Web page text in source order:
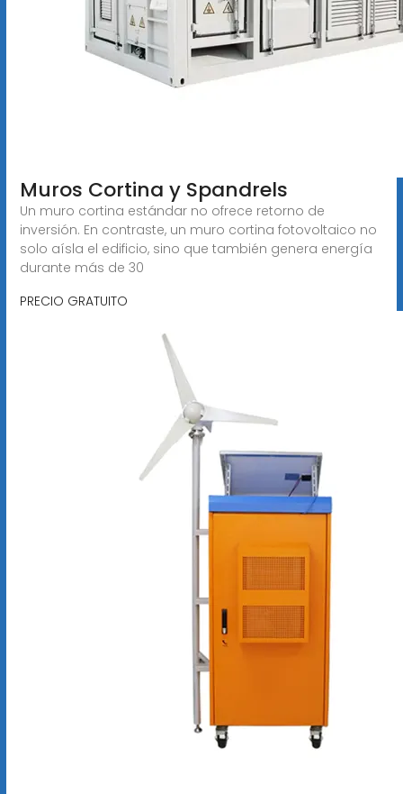
Muros Cortina y Spandrels
Un muro cortina estándar no ofrece retorno de
inversión. En contraste, un muro cortina fotovoltaico no
solo aísla el edificio, sino que también genera energía
durante más de 30
PRECIO GRATUITO